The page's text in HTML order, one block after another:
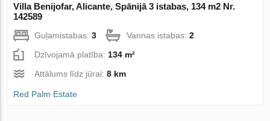
Villa Benijofar, Alicante, Spānijā 3 istabas, 134 m2 Nr.
142589
Guļamistabas:3 Vannas istabas:2
Dzīvojamā platība: 134 m²
Attālums līdz jūrai:8 km
Red Palm Estate